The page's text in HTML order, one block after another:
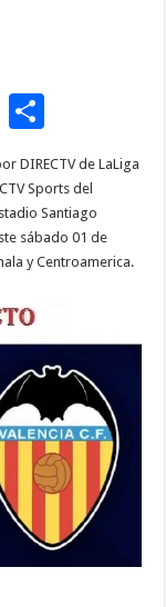
T
e
gr
a
m
p
ar
DIRECTV de LaLiga
Sports del
Santiago
sábado 01 de
y Centroamerica.